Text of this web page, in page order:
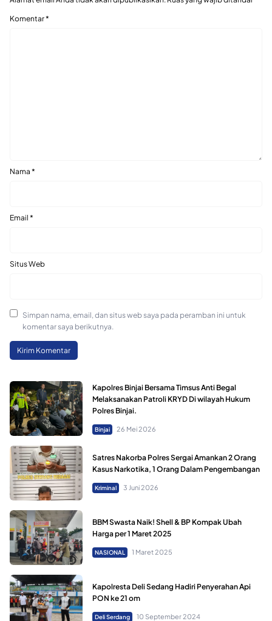
Komentar*
Nama *
Email *
Situs Web
Simpan nama, email, dan situs web saya pada peramban ini untuk
komentar saya berikutnya.
Kapolres Binjai Bersama Timsus Anti Begal
Melaksanakan Patroli KRYD Di wilayah Hukum
Polres Binjai.
Binjai 26 Mei 2026
Satres Nakorba Polres Sergai Amankan 2 Orang
Kasus Narkotika, 1 Orang Dalam Pengembangan
Kriminal 3 Juni 2026
BBM Swasta Naik! Shell & BP Kompak Ubah
Harga per 1 Maret 2025
NASIONAL 1 Maret 2025
Kapolresta Deli Sedang Hadiri Penyerahan Api
PON ke 21 om
Deli Serdang 10 September 2024